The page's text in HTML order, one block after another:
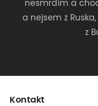
nesmrdím a
a nejsem z
z
Kontakt